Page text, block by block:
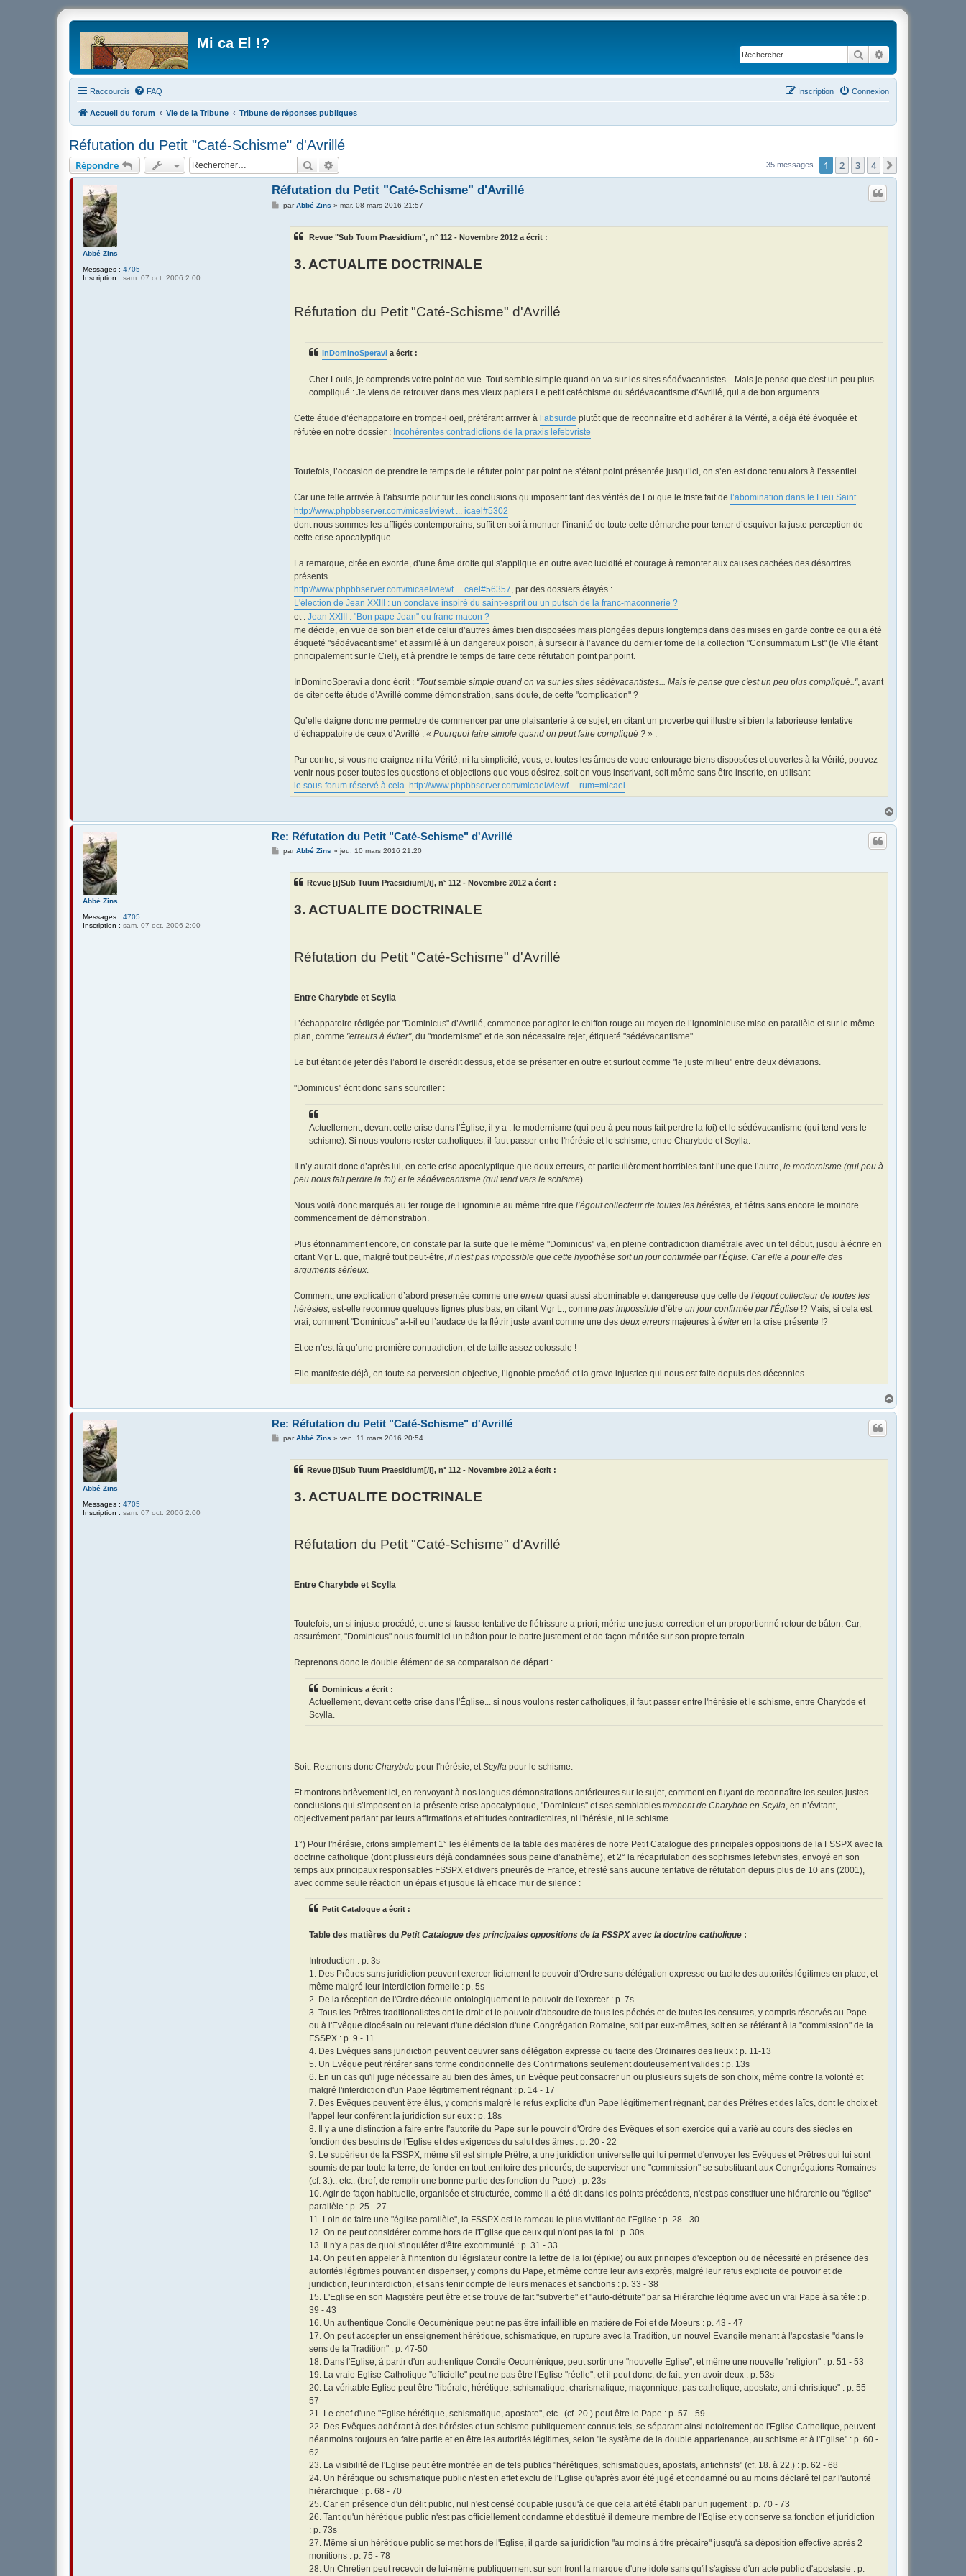
Mi ca El !?
Rechercher
Raccourcis FAQ Connexion
Inscription
Accueil du forum Vie de la Tribune Tribune de réponses publiques
Réfutation du Petit "Caté-Schisme" d'Avrillé
Répondre Rechercher 35 messages 1 2 3 4
Abbé Zins
Messages : 4705
Inscription : sam. 07 oct. 2006 2:00
Réfutation du Petit "Caté-Schisme" d'Avrillé
MparAbbé Zins »mar. 08 mars 2016 21:57
Revue "Sub Tuum Praesidium", n° 112 - Novembre 2012 a écrit :
3. ACTUALITE DOCTRINALE
Réfutation du Petit "Caté-Schisme" d'Avrillé
InDominoSperavi a écrit :
Cher Louis, je comprends votre point de vue. Tout semble simple quand on va sur les sites sédévacantistes... Mais je pense que c'est un peu plus
compliqué : Je viens de retrouver dans mes vieux papiers Le petit catéchisme du sédévacantisme d'Avrillé, qui a de bon arguments.
Cette étude d’échappatoire en trompe-l’oeil, préférant arriver à l’absurde plutôt que de reconnaître et d’adhérer à la Vérité, a déjà été évoquée et
réfutée en notre dossier : Incohérentes contradictions de la praxis lefebvriste
Toutefois, l’occasion de prendre le temps de le réfuter point par point ne s’étant point présentée jusqu’ici, on s’en est donc tenu alors à l’essentiel.
Car une telle arrivée à l’absurde pour fuir les conclusions qu’imposent tant des vérités de Foi que le triste fait de l’abomination dans le Lieu Saint
http://www.phpbbserver.com/micael/viewt ... icael#5302
dont nous sommes les affligés contemporains, suffit en soi à montrer l’inanité de toute cette démarche pour tenter d’esquiver la juste perception de
cette crise apocalyptique.
La remarque, citée en exorde, d’une âme droite qui s’applique en outre avec lucidité et courage à remonter aux causes cachées des désordres
présents
http://www.phpbbserver.com/micael/viewt ... cael#56357, par des dossiers étayés :
L'élection de Jean XXIII : un conclave inspiré du saint-esprit ou un putsch de la franc-maconnerie ?
et :Jean XXIII : "Bon pape Jean" ou franc-macon ?
me décide, en vue de son bien et de celui d’autres âmes bien disposées mais plongées depuis longtemps dans des mises en garde contre ce qui a été
étiqueté "sédévacantisme" et assimilé à un dangereux poison, à surseoir à l’avance du dernier tome de la collection "Consummatum Est" (le VIIe étant
principalement sur le Ciel), et à prendre le temps de faire cette réfutation point par point.
InDominoSperavi a donc écrit : "Tout semble simple quand on va sur les sites sédévacantistes... Mais je pense que c'est un peu plus compliqué..", avant
de citer cette étude d’Avrillé comme démonstration, sans doute, de cette "complication" ?
Qu’elle daigne donc me permettre de commencer par une plaisanterie à ce sujet, en citant un proverbe qui illustre si bien la laborieuse tentative
d’échappatoire de ceux d’Avrillé :« Pourquoi faire simple quand on peut faire compliqué ? » .
Par contre, si vous ne craignez ni la Vérité, ni la simplicité, vous, et toutes les âmes de votre entourage biens disposées et ouvertes à la Vérité, pouvez
venir nous poser toutes les questions et objections que vous désirez, soit en vous inscrivant, soit même sans être inscrite, en utilisant
le sous-forum réservé à cela. http://www.phpbbserver.com/micael/viewf ... rum=micael
a
u
Abbé Zins
Messages : 4705
Inscription : sam. 07 oct. 2006 2:00
Re: Réfutation du Petit "Caté-Schisme" d'Avrillé
MparAbbé Zins »jeu. 10 mars 2016 21:20
Revue [i]Sub Tuum Praesidium[/i], n° 112 - Novembre 2012 a écrit :
3. ACTUALITE DOCTRINALE
Réfutation du Petit "Caté-Schisme" d'Avrillé
Entre Charybde et Scylla
L’échappatoire rédigée par "Dominicus" d’Avrillé, commence par agiter le chiffon rouge au moyen de l’ignominieuse mise en parallèle et sur le même
plan, comme "erreurs à éviter", du "modernisme" et de son nécessaire rejet, étiqueté "sédévacantisme".
Le but étant de jeter dès l’abord le discrédit dessus, et de se présenter en outre et surtout comme "le juste milieu" entre deux déviations.
"Dominicus" écrit donc sans sourciller :
Actuellement, devant cette crise dans l'Église, il y a : le modernisme (qui peu à peu nous fait perdre la foi) et le sédévacantisme (qui tend vers le
schisme). Si nous voulons rester catholiques, il faut passer entre l'hérésie et le schisme, entre Charybde et Scylla.
Il n’y aurait donc d’après lui, en cette crise apocalyptique que deux erreurs, et particulièrement horribles tant l’une que l’autre,le modernisme (qui peu à
peu nous fait perdre la foi) et le sédévacantisme (qui tend vers le schisme).
Nous voilà donc marqués au fer rouge de l’ignominie au même titre quel’égout collecteur de toutes les hérésies, et flétris sans encore le moindre
commencement de démonstration.
Plus étonnamment encore, on constate par la suite que le même "Dominicus" va, en pleine contradiction diamétrale avec un tel début, jusqu’à écrire en
citant Mgr L. que, malgré tout peut-être,il n'est pas impossible que cette hypothèse soit un jour confirmée par l'Église. Car elle a pour elle des
arguments sérieux.
Comment, une explication d’abord présentée comme uneerreurquasi aussi abominable et dangereuse que celle del’égout collecteur de toutes les
hérésies, est-elle reconnue quelques lignes plus bas, en citant Mgr L., commepas impossible d’êtreun jour confirmée par l'Église !? Mais, si cela est
vrai, comment "Dominicus" a-t-il eu l’audace de la flétrir juste avant comme une desdeux erreurs majeures àéviteren la crise présente !?
Et ce n’est là qu’une première contradiction, et de taille assez colossale !
Elle manifeste déjà, en toute sa perversion objective, l’ignoble procédé et la grave injustice qui nous est faite depuis des décennies.
a
u
Abbé Zins
Messages : 4705
Inscription : sam. 07 oct. 2006 2:00
Re: Réfutation du Petit "Caté-Schisme" d'Avrillé
MparAbbé Zins »ven. 11 mars 2016 20:54
Revue [i]Sub Tuum Praesidium[/i], n° 112 - Novembre 2012 a écrit :
3. ACTUALITE DOCTRINALE
Réfutation du Petit "Caté-Schisme" d'Avrillé
Entre Charybde et Scylla
Toutefois, un si injuste procédé, et une si fausse tentative de flétrissure a priori, mérite une juste correction et un proportionné retour de bâton. Car,
assurément, "Dominicus" nous fournit ici un bâton pour le battre justement et de façon méritée sur son propre terrain.
Reprenons donc le double élément de sa comparaison de départ :
Dominicus a écrit :
Actuellement, devant cette crise dans l'Église... si nous voulons rester catholiques, il faut passer entre l'hérésie et le schisme, entre Charybde et
Scylla.
Soit. Retenons doncCharybde pour l'hérésie, etScylla pour le schisme.
Et montrons brièvement ici, en renvoyant à nos longues démonstrations antérieures sur le sujet, comment en fuyant de reconnaître les seules justes
conclusions qui s’imposent en la présente crise apocalyptique, "Dominicus" et ses semblablestombent de Charybde en Scylla, en n’évitant,
objectivement parlant par leurs affirmations et attitudes contradictoires, ni l'hérésie, ni le schisme.
1°) Pour l'hérésie, citons simplement 1° les éléments de la table des matières de notre Petit Catalogue des principales oppositions de la FSSPX avec la
doctrine catholique (dont plussieurs déjà condamnées sous peine d’anathème), et 2° la récapitulation des sophismes lefebvristes, envoyé en son
temps aux principaux responsables FSSPX et divers prieurés de France, et resté sans aucune tentative de réfutation depuis plus de 10 ans (2001),
avec comme seule réaction un épais et jusque là efficace mur de silence :
Petit Catalogue a écrit :
Table des matières duPetit Catalogue des principales oppositions de la FSSPX avec la doctrine catholique :
Introduction : p. 3s
1. Des Prêtres sans juridiction peuvent exercer licitement le pouvoir d'Ordre sans délégation expresse ou tacite des autorités légitimes en place, et
même malgré leur interdiction formelle : p. 5s
2. De la réception de l'Ordre découle ontologiquement le pouvoir de l'exercer : p. 7s
3. Tous les Prêtres traditionalistes ont le droit et le pouvoir d'absoudre de tous les péchés et de toutes les censures, y compris réservés au Pape
ou à l'Evêque diocésain ou relevant d'une décision d'une Congrégation Romaine, soit par eux-mêmes, soit en se référant à la "commission" de la
FSSPX : p. 9 - 11
4. Des Evêques sans juridiction peuvent oeuvrer sans délégation expresse ou tacite des Ordinaires des lieux : p. 11-13
5. Un Evêque peut réitérer sans forme conditionnelle des Confirmations seulement douteusement valides : p. 13s
6. En un cas qu'il juge nécessaire au bien des âmes, un Evêque peut consacrer un ou plusieurs sujets de son choix, même contre la volonté et
malgré l'interdiction d'un Pape légitimement régnant : p. 14 - 17
7. Des Evêques peuvent être élus, y compris malgré le refus explicite d'un Pape légitimement régnant, par des Prêtres et des laïcs, dont le choix et
l'appel leur confèrent la juridiction sur eux : p. 18s
8. Il y a une distinction à faire entre l'autorité du Pape sur le pouvoir d'Ordre des Evêques et son exercice qui a varié au cours des siècles en
fonction des besoins de l'Eglise et des exigences du salut des âmes : p. 20 - 22
9. Le supérieur de la FSSPX, même s'il est simple Prêtre, a une juridiction universelle qui lui permet d'envoyer les Evêques et Prêtres qui lui sont
soumis de par toute la terre, de fonder en tout territoire des prieurés, de superviser une "commission" se substituant aux Congrégations Romaines
(cf. 3.).. etc.. (bref, de remplir une bonne partie des fonction du Pape) : p. 23s
10. Agir de façon habituelle, organisée et structurée, comme il a été dit dans les points précédents, n'est pas constituer une hiérarchie ou "église"
parallèle : p. 25 - 27
11. Loin de faire une "église parallèle", la FSSPX est le rameau le plus vivifiant de l'Eglise : p. 28 - 30
12. On ne peut considérer comme hors de l'Eglise que ceux qui n'ont pas la foi : p. 30s
13. Il n'y a pas de quoi s'inquiéter d'être excommunié : p. 31 - 33
14. On peut en appeler à l'intention du législateur contre la lettre de la loi (épikie) ou aux principes d'exception ou de nécessité en présence des
autorités légitimes pouvant en dispenser, y compris du Pape, et même contre leur avis exprès, malgré leur refus explicite de pouvoir et de
juridiction, leur interdiction, et sans tenir compte de leurs menaces et sanctions : p. 33 - 38
15. L'Eglise en son Magistère peut être et se trouve de fait "subvertie" et "auto-détruite" par sa Hiérarchie légitime avec un vrai Pape à sa tête : p.
39 - 43
16. Un authentique Concile Oecuménique peut ne pas être infaillible en matière de Foi et de Moeurs : p. 43 - 47
17. On peut accepter un enseignement hérétique, schismatique, en rupture avec la Tradition, un nouvel Evangile menant à l'apostasie "dans le
sens de la Tradition" : p. 47-50
18. Dans l'Eglise, à partir d'un authentique Concile Oecuménique, peut sortir une "nouvelle Eglise", et même une nouvelle "religion" : p. 51 - 53
19. La vraie Eglise Catholique "officielle" peut ne pas être l'Eglise "réelle", et il peut donc, de fait, y en avoir deux : p. 53s
20. La véritable Eglise peut être "libérale, hérétique, schismatique, charismatique, maçonnique, pas catholique, apostate, anti-christique" : p. 55 -
57
21. Le chef d'une "Eglise hérétique, schismatique, apostate", etc.. (cf. 20.) peut être le Pape : p. 57 - 59
22. Des Evêques adhérant à des hérésies et un schisme publiquement connus tels, se séparant ainsi notoirement de l'Eglise Catholique, peuvent
néanmoins toujours en faire partie et en être les autorités légitimes, selon "le système de la double appartenance, au schisme et à l'Eglise" : p. 60 -
62
23. La visibilité de l'Eglise peut être montrée en de tels publics "hérétiques, schismatiques, apostats, antichrists" (cf. 18. à 22.) : p. 62 - 68
24. Un hérétique ou schismatique public n'est en effet exclu de l'Eglise qu'après avoir été jugé et condamné ou au moins déclaré tel par l'autorité
hiérarchique : p. 68 - 70
25. Car en présence d'un délit public, nul n'est censé coupable jusqu'à ce que cela ait été établi par un jugement : p. 70 - 73
26. Tant qu'un hérétique public n'est pas officiellement condamné et destitué il demeure membre de l'Eglise et y conserve sa fonction et juridiction
: p. 73s
27. Même si un hérétique public se met hors de l'Eglise, il garde sa juridiction "au moins à titre précaire" jusqu'à sa déposition effective après 2
monitions : p. 75 - 78
28. Un Chrétien peut recevoir de lui-même publiquement sur son front la marque d'une idole sans qu'il s'agisse d'un acte public d'apostasie : p.